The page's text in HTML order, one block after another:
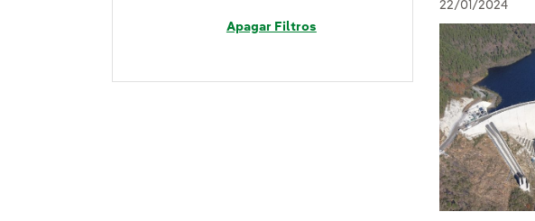
Apagar Filtros
22/01/2024